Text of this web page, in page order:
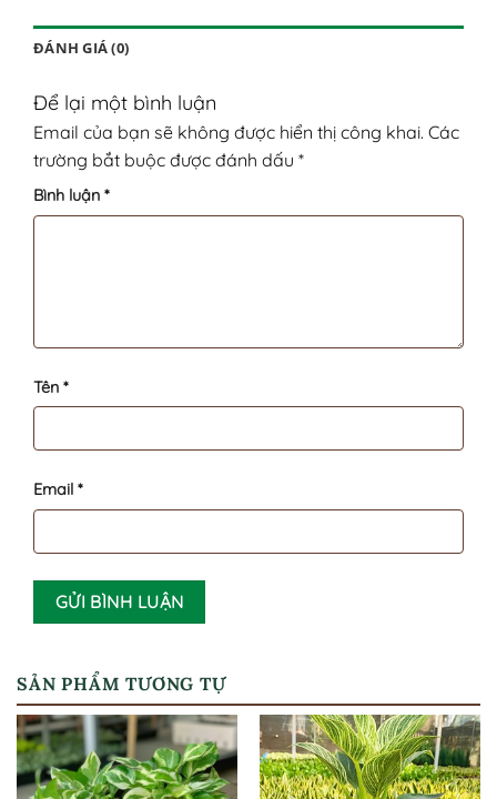
ĐÁNH GIÁ (0)
Để lại một bình luận
Email của bạn sẽ không được hiển thị công khai. Các
trường bắt buộc được đánh dấu *
Bình luận *
Tên *
Email *
SẢN PHẨM TƯƠNG TỰ